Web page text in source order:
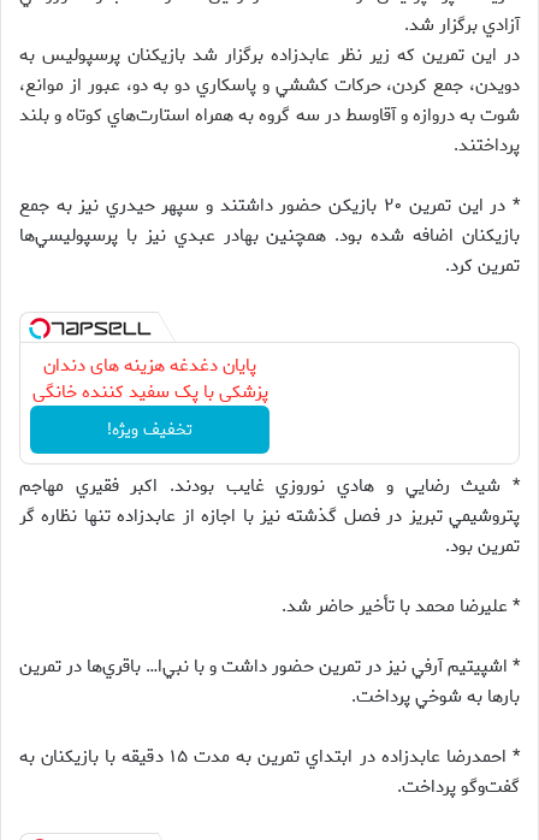
آزادي برگزار شد.
در اين تمرين كه زير نظر عابدزاده برگزار شد بازيكنان پرسپوليس به
دويدن، جمع كردن، حركات كششي و پاسكاري دو به دو، عبور از موانع،
شوت به دروازه و آقاوسط در سه گروه به همراه استارت‌هاي كوتاه و بلند
پرداختند.
* در اين تمرين ۲۰ بازيكن حضور داشتند و سپهر حيدري نيز به جمع
بازيكنان اضافه شده بود. همچنين بهادر عبدي نيز با پرسپوليسي‌ها
تمرين كرد.
پایان دغدغه هزینه های دندان
پزشکی با پک سفید کننده خانگی
تخفیف ویژه!
* شيث رضايي و هادي نوروزي غايب بودند. اكبر فقيري مهاجم
پتروشيمي تبريز در فصل گذشته نيز با اجازه از عابدزاده تنها نظاره گر
تمرين بود.
* عليرضا محمد با تأخير حاضر شد.
* اشپيتيم آرفي نيز در تمرين حضور داشت و با نبي‌ا… باقري‌ها در تمرين
بارها به شوخي پرداخت.
* احمدرضا عابدزاده در ابتداي تمرين به مدت ۱۵ دقيقه با بازيكنان به
گفت‌وگو پرداخت.